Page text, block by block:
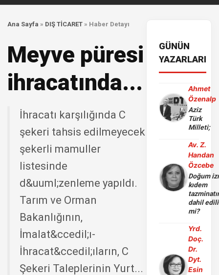
Ana Sayfa » DIŞ TİCARET » Haber Detayı
Meyve püresi
ihracatında...
İhracatı karşılığında C
şekeri tahsis edilmeyecek
şekerli mamuller
listesinde
d&uuml;zenleme yapıldı.
Tarım ve Orman
Bakanlığının,
İmalat&ccedil;ı-
İhracat&ccedil;ıların, C
Şekeri Taleplerinin Yurt...
GÜNÜN
YAZARLARI
Ahmet
Özenalp
Aziz
Türk
Milleti;
Av. Z.
Handan
Özcebe
Doğum
kıdem
dahil
mi?
Yrd.
Doç.
Dr.
Dyt.
Esin